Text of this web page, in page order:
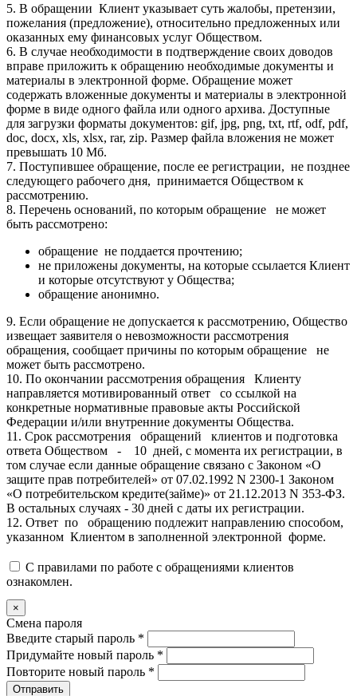
5. В обращении Клиент указывает суть жалобы, претензии,
пожелания (предложение), относительно предложенных или
оказанных ему финансовых услуг Обществом.
6. В случае необходимости в подтверждение своих доводов
вправе приложить к обращению необходимые документы и
материалы в электронной форме. Обращение может
содержать вложенные документы и материалы в электронной
форме в виде одного файла или одного архива. Доступные
для загрузки форматы документов: gif, jpg, png, txt, rtf, odf, pdf,
doc, docx, xls, xlsx, rar, zip. Размер файла вложения не может
превышать 10 Мб.
7. Поступившее обращение, после ее регистрации, не позднее
следующего рабочего дня, принимается Обществом к
рассмотрению.
8. Перечень оснований, по которым обращение не может
быть рассмотрено:
обращение не поддается прочтению;
не приложены документы, на которые ссылается Клиент
и которые отсутствуют у Общества;
обращение анонимно.
9. Если обращение не допускается к рассмотрению, Общество
извещает заявителя о невозможности рассмотрения
обращения, сообщает причины по которым обращение не
может быть рассмотрено.
10. По окончании рассмотрения обращения Клиенту
направляется мотивированный ответ со ссылкой на
конкретные нормативные правовые акты Российской
Федерации и/или внутренние документы Общества.
11. Срок рассмотрения обращений клиентов и подготовка
ответа Обществом - 10 дней, с момента их регистрации, в
том случае если данные обращение связано с Законом «О
защите прав потребителей» от 07.02.1992 N 2300-1 Законом
«О потребительском кредите(займе)» от 21.12.2013 N 353-ФЗ.
В остальных случаях - 30 дней с даты их регистрации.
12. Ответ по обращению подлежит направлению способом,
указанном Клиентом в заполненной электронной форме.
С правилами по работе с обращениями клиентов
ознакомлен.
×
Смена пароля
Введите старый пароль *
Придумайте новый пароль *
Повторите новый пароль *
Отправить